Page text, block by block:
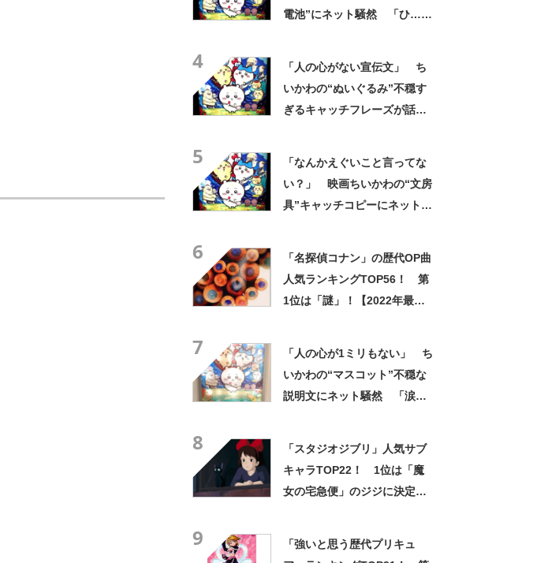
電池”にネット騒然 「ひ…人
4
「人の心がない宣伝文」 ち
いかわの“ぬいぐるみ”不穏す
ぎるキャッチフレーズが話
5
「なんかえぐいこと言ってな
い？」 映画ちいかわの“文房
具”キャッチコピーにネット騒
6
「名探偵コナン」の歴代OP曲
人気ランキングTOP56！ 第
1位は「謎」！【2022年最新
7
「人の心が1ミリもない」 ち
いかわの“マスコット”不穏な
説明文にネット騒然 「涙し
8
「スタジオジブリ」人気サブ
キャラTOP22！ 1位は「魔
女の宅急便」のジジに決定！
9
「強いと思う歴代プリキュ